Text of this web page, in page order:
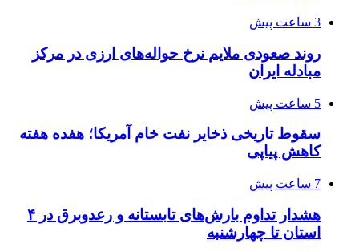
3 ساعت پیش
روند صعودی ملایم نرخ حواله‌های ارزی در مرکز
مبادله ایران
5 ساعت پیش
سقوط تاریخی ذخایر نفت خام آمریکا؛ هفده هفته
کاهش پیاپی
7 ساعت پیش
هشدار تداوم بارش‌های تابستانه و رعدوبرق در ۴
استان تا چهارشنبه